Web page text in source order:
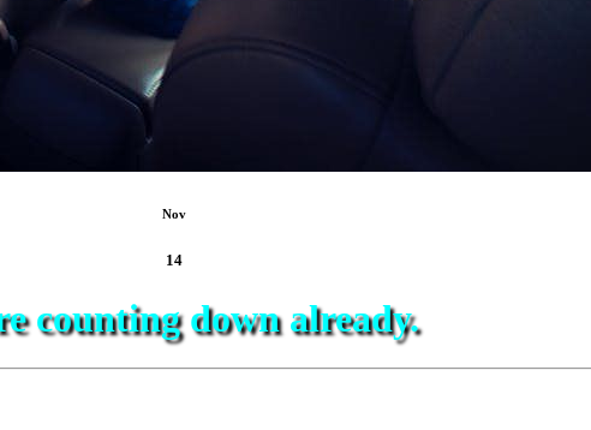
Nov
14
counting down already.